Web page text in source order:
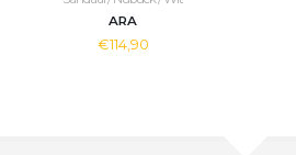
ARA
€114,90